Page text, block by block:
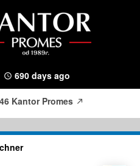
690 days ago
Kantor Promes